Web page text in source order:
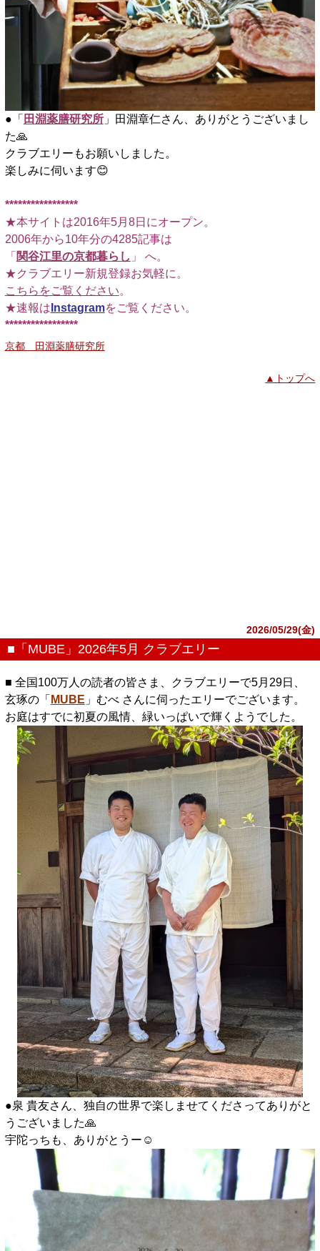
●「 田淵薬膳研究所」田淵章仁さん、ありがとうございまし
た🙏
クラブエリーもお願いしました。
楽しみに伺います😊
*****************
★本サイトは2016年5月8日にオープン。
2006年から10年分の4285記事は
「 関谷江里の京都暮らし 」 へ。
★クラブエリー新規登録お気軽に。
こちらをご覧ください。
★速報は Instagramをご覧ください。
*****************
京都 田淵薬膳研究所
▲トップへ
2026/05/29(金)
■「MUBE」2026年5月 クラブエリー
■ 全国100万人の読者の皆さま、クラブエリーで5月29日、
玄琢の「 MUBE 」むべ さんに伺ったエリーでございます。
お庭はすでに初夏の風情、緑いっぱいで輝くようでした。
●泉 貴友さん、独自の世界で楽しませてくださってありがと
うございました🙏
宇陀っちも、ありがとうー☺️